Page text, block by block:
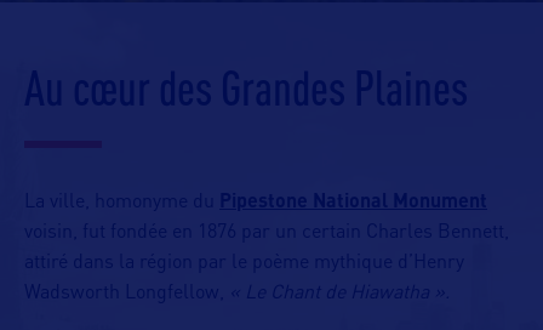
Au cœur des Grandes Plaines
La ville, homonyme du
Pipestone National Monument
voisin, fut fondée en 1876 par un certain Charles Bennett,
attiré dans la région par le poème mythique d’Henry
Wadsworth Longfellow,
« Le Chant de Hiawatha ».